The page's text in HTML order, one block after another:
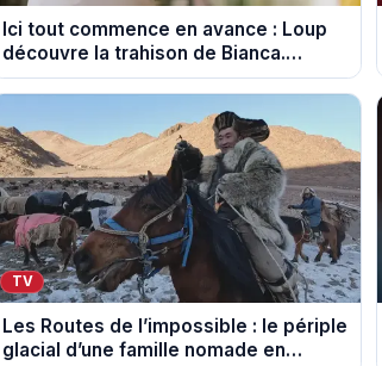
Ici tout commence en avance : Loup
découvre la trahison de Bianca.
Episode du 10 août 2026 (spoiler)
TV
Les Routes de l’impossible : le périple
glacial d’une famille nomade en